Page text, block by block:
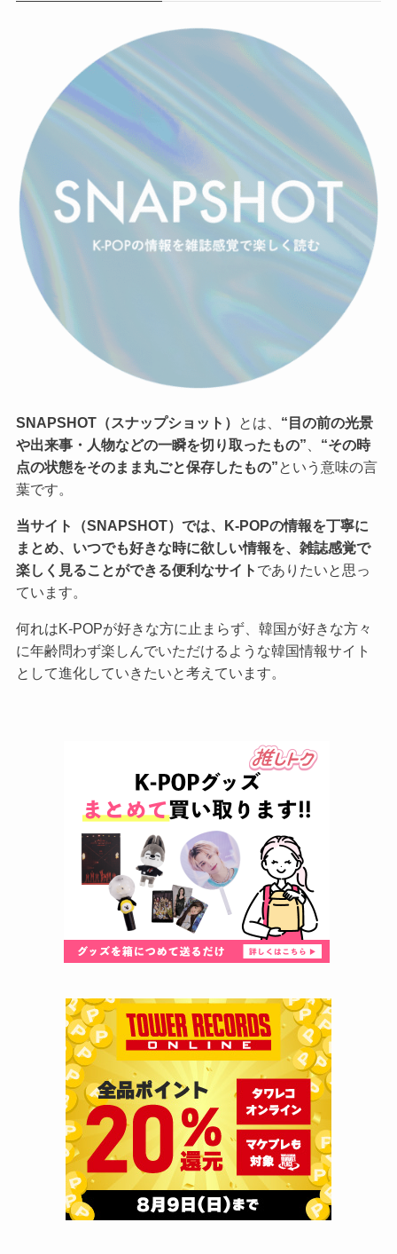
SNAPSHOT（スナップショット） とは、 “目の前の光景
や出来事・人物などの一瞬を切り取ったもの”
“その時
点の状態をそのまま丸ごと保存したもの”という意味の言
葉です。
当サイト（SNAPSHOT）では、K-POPの情報を丁寧に
まとめ、いつでも好きな時に欲しい情報を、雑誌感覚で
楽しく見ることができる便利なサイト でありたいと思っ
ています。
何れはK-POPが好きな方に止まらず、韓国が好きな方々
に年齢問わず楽しんでいただけるような韓国情報サイト
として進化していきたいと考えています。